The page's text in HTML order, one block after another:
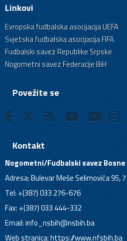
Linkovi
Evropska fudbalska asocijacija UEFA
Svjetska fudbalska asocijacija FIFA
Fudbalski savez Republike Srpske
Nogometni savez Federacije BiH
Povežite se
Kontakt
Nogometni/Fudbalski savez
Adresa: Bulevar Meše Selimovića 95,
Tel: +(387) 033 276-676
Fax: +(387) 033 444-332
Email:info_nsbih@nsbih.ba
Web stranica: https://www.nfsbih.ba